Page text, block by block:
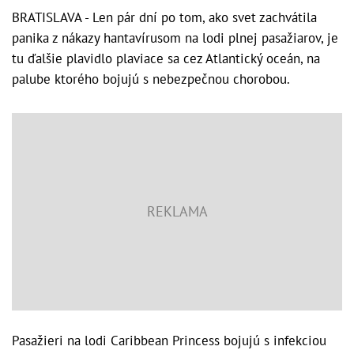
BRATISLAVA - Len pár dní po tom, ako svet zachvátila
panika z nákazy hantavírusom na lodi plnej pasažiarov, je
tu ďalšie plavidlo plaviace sa cez Atlantický oceán, na
palube ktorého bojujú s nebezpečnou chorobou.
Pasažieri na lodi Caribbean Princess bojujú s infekciou